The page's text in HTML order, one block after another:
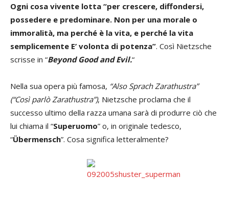
Ogni cosa vivente lotta “per crescere, diffondersi,
possedere e predominare. Non per una morale o
immoralità, ma perché è la vita, e perché la vita
semplicemente E’ volonta di potenza”. Così Nietzsche
scrisse in “Beyond Good and Evil.“
Nella sua opera più famosa, “Also Sprach Zarathustra”
(“Così parlò Zarathustra”), Nietzsche proclama che il
successo ultimo della razza umana sarà di produrre ciò che
lui chiama il “Superuomo” o, in originale tedesco,
“Übermensch”. Cosa significa letteralmente?